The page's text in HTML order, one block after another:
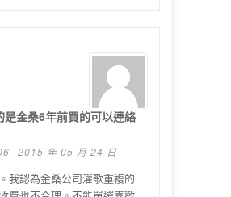
是金桑6年前買的可以連絡
2015 年 05 月 24 日
我認為金桑公司灌歌重複的